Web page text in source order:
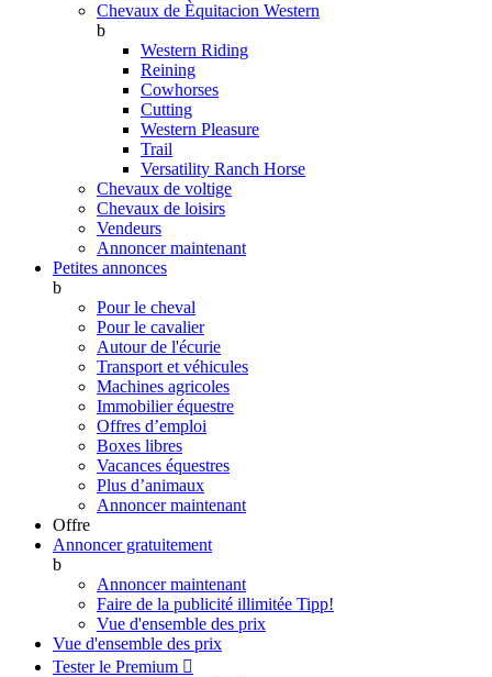
Chevaux de Èquitacion Western
b
Western Riding
Reining
Cowhorses
Cutting
Western Pleasure
Trail
Versatility Ranch Horse
Chevaux de voltige
Chevaux de loisirs
Vendeurs
Annoncer maintenant
Petites annonces
b
Pour le cheval
Pour le cavalier
Autour de l'écurie
Transport et véhicules
Machines agricoles
Immobilier équestre
Offres d’emploi
Boxes libres
Vacances équestres
Plus d’animaux
Annoncer maintenant
Offre
Annoncer gratuitement
b
Annoncer maintenant
Faire de la publicité illimitée Tipp!
Vue d'ensemble des prix
Vue d'ensemble des prix
Tester le Premium 